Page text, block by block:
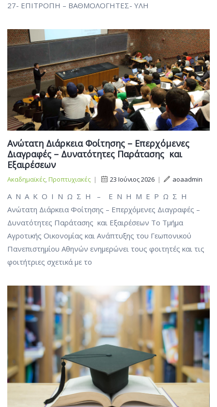
27- ΕΠΙΤΡΟΠΗ – ΒΑΘΜΟΛΟΓΗΤΕΣ- ΥΛΗ
Ανώτατη Διάρκεια Φοίτησης – Επερχόμενες
Διαγραφές – Δυνατότητες Παράτασης και
Εξαιρέσεων
Ακαδημαϊκές,Προπτυχιακές | 23 Ιούνιος 2026 | aoaadmin
Α Ν Α Κ Ο Ι Ν Ω Σ Η – Ε Ν Η Μ Ε Ρ Ω Σ Η
Ανώτατη Διάρκεια Φοίτησης – Επερχόμενες Διαγραφές –
Δυνατότητες Παράτασης και Εξαιρέσεων Το Τμήμα
Αγροτικής Οικονομίας και Ανάπτυξης του Γεωπονικού
Πανεπιστημίου Αθηνών ενημερώνει τους φοιτητές και τις
φοιτήτριες σχετικά με το